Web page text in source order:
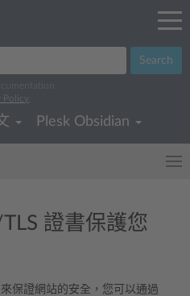
Search
Policy
Plesk Obsidian
證書保護您
保證網站的安全，您可以通過